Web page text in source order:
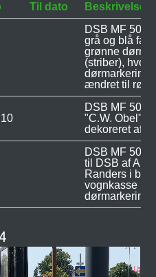
Til dato Beskrivelse
DSB MF
grå og blå
grønne
(striber), hvor
ændret til
DSB MF
"C.W. Obel" i
dekoreret af
DSB MF
til DSB af
Randers i
vognkasse